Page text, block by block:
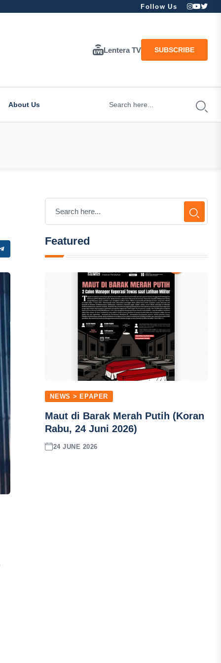
Follow Us
Lentera TV SUBSCRIBE
About Us
Featured
NEWS > EPAPER
Maut di Barak Merah Putih (Koran
Rabu, 24 Juni 2026)
24 JUNE 2026